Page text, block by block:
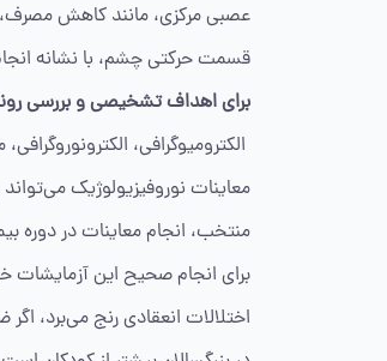
عصبی مرکزی، مانند کاهش
قسمت حرکتی چشم، با نشانه
برای اهداف تشخیصی و بررسی
الکترومیوگرافی،
معاینات نوروفیزیولوژیک
منتخب، انجام معاینات در
برای انجام صحیح این آزمایشات
اختلالات انعقادی رنج می‌برد،